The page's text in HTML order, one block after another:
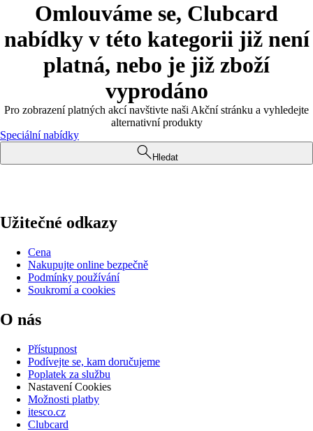
Omlouváme se, Clubcard
nabídky v této kategorii již není
platná, nebo je již zboží
vyprodáno
Pro zobrazení platných akcí navštivte naši Akční stránku a vyhledejte
alternativní produkty
Speciální nabídky
Hledat
Užitečné odkazy
Cena
Nakupujte online bezpečně
Podmínky používání
Soukromí a cookies
O nás
Přístupnost
Podívejte se, kam doručujeme
Poplatek za službu
Nastavení Cookies
Možnosti platby
itesco.cz
Clubcard